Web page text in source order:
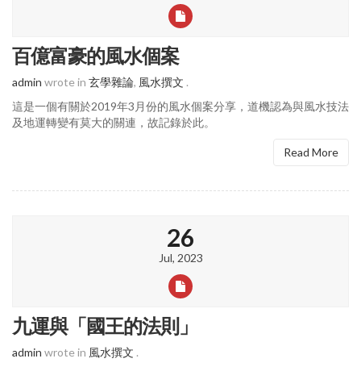
百億富豪的風水個案
admin wrote in 玄學雜論, 風水撰文 .
這是一個有關於2019年3月份的風水個案分享，道機認為與風水技法
及地運轉變有莫大的關連，故記錄於此。
Read More
26
Jul, 2023
九運與「國王的法則」
admin wrote in 風水撰文 .